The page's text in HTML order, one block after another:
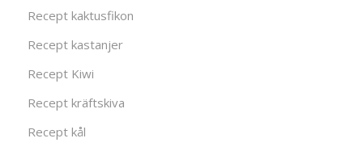
Recept kaktusfikon
Recept kastanjer
Recept Kiwi
Recept kräftskiva
Recept kål